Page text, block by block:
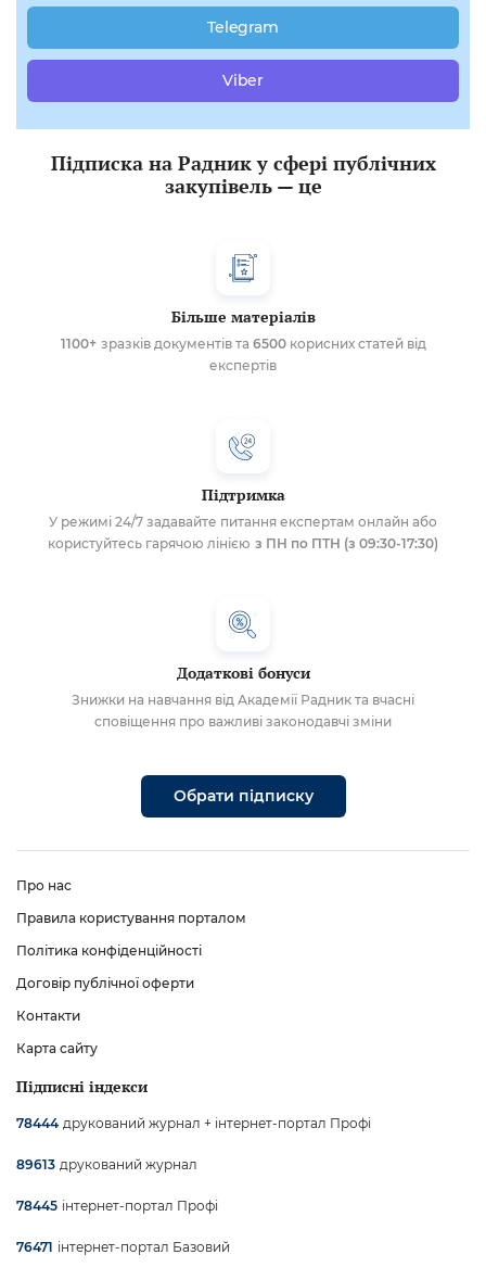
Telegram
Viber
Підписка на Радник у сфері публічних
закупівель — це
Більше матеріалів
1100+ зразків документів та 6500корисних статей від
експертів
Підтримка
У режимі 24/7 задавайте питання експертам онлайн або
користуйтесь гарячою лінією з ПН по ПТН (з 09:30-17:30)
Додаткові бонуси
Знижки на навчання від Академії Радник та вчасні
сповіщення про важливі законодавчі зміни
Обрати підписку
Про нас
Правила користування порталом
Політика конфіденційності
Договір публічної оферти
Контакти
Карта сайту
Підписні індекси
78444 друкований журнал + інтернет-портал Профі
89613 друкований журнал
78445 інтернет-портал Профі
76471 інтернет-портал Базовий